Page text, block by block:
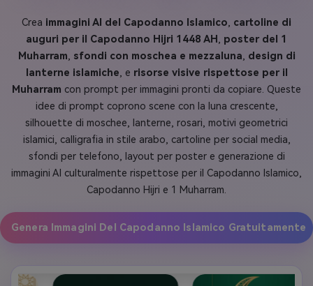
Crea immagini AI del Capodanno Islamico, cartoline di
auguri per il Capodanno Hijri 1448 AH , poster del 1
Muharram, sfondi con moschea e mezzaluna, design di
lanterne islamiche, e risorse visive rispettose per il
Muharram con prompt per immagini pronti da copiare. Queste
idee di prompt coprono scene con la luna crescente,
silhouette di moschee, lanterne, rosari, motivi geometrici
islamici, calligrafia in stile arabo, cartoline per social media,
sfondi per telefono, layout per poster e generazione di
immagini AI culturalmente rispettose per il Capodanno Islamico,
Capodanno Hijri e 1 Muharram.
Genera Immagini Del Capodanno Islamico Gratuitamente